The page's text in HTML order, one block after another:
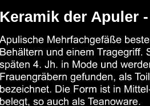
Keramik der Apuler